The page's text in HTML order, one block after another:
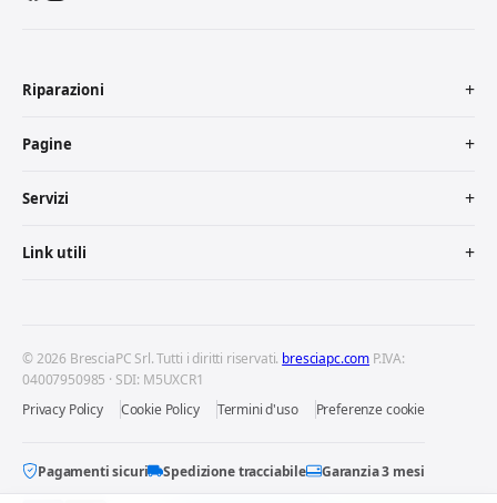
Riparazioni
Pagine
Servizi
Link utili
© 2026 BresciaPC Srl. Tutti i diritti riservati. bresciapc.com P.IVA:
04007950985 · SDI: M5UXCR1
Privacy Policy
Cookie Policy Termini d'uso Preferenze cookie
Pagamenti sicuri Spedizione tracciabile Garanzia 3 mesi